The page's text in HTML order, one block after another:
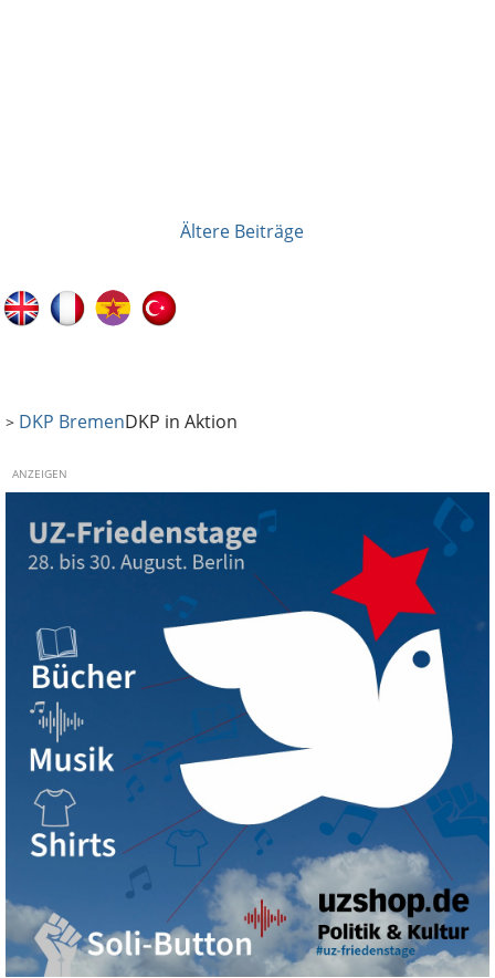
Beitragsnavigation
Ältere Beiträge
> DKP BremenDKP in Aktion
ANZEIGEN